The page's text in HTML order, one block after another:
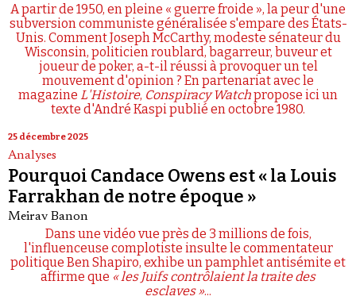
A partir de 1950, en pleine « guerre froide », la peur d'une
subversion communiste généralisée s'empare des États-
Unis. Comment Joseph McCarthy, modeste sénateur du
Wisconsin, politicien roublard, bagarreur, buveur et
joueur de poker, a-t-il réussi à provoquer un tel
mouvement d'opinion ? En partenariat avec le
magazine L'Histoire, Conspiracy Watchpropose ici un
texte d'André Kaspi publié en octobre 1980.
25 décembre 2025
Analyses
Pourquoi Candace Owens est « la Louis
Farrakhan de notre époque »
Meirav Banon
Dans une vidéo vue près de 3 millions de fois,
l'influenceuse complotiste insulte le commentateur
politique Ben Shapiro, exhibe un pamphlet antisémite et
affirme que « les Juifs contrôlaient la traite des
esclaves »...